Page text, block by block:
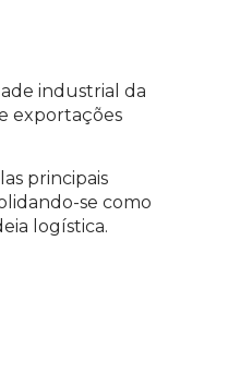
industrial da
exportações
principais
se como
logística.